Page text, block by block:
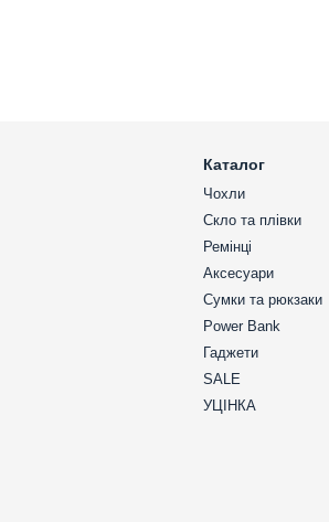
Каталог
Чохли
Скло та плівки
Ремінці
Аксесуари
Сумки та рюкзаки
Power Bank
Гаджети
SALE
УЦІНКА